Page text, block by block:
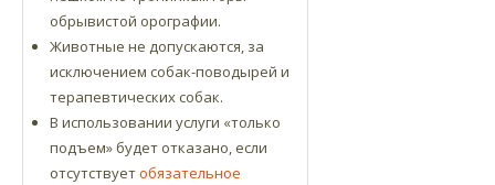
обрывистой орографии.
Животные не допускаются, за
исключением собак-поводырей и
терапевтических собак.
В использовании услуги «только
подъем» будет отказано, если
отсутствуетобязательное